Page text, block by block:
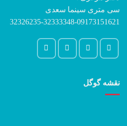
سی متری سینما سعدی
32326235-32333348-09173151621
نقشه گوگل